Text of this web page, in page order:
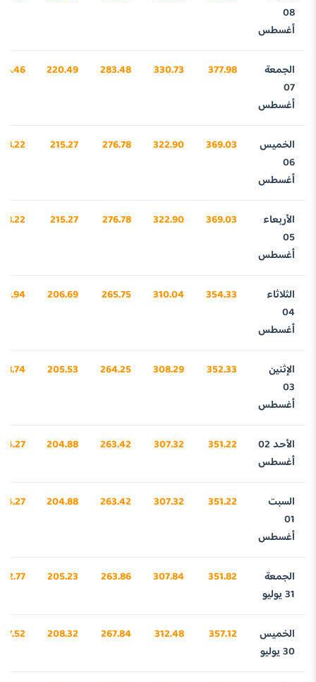
08
أغسطس
الجمعة
07
أغسطس
377.98
330.73
283.48
220.49
الخميس
06
أغسطس
369.03
322.90
276.78
215.27
الأربعاء
05
أغسطس
369.03
322.90
276.78
215.27
الثلاثاء
04
أغسطس
354.33
310.04
265.75
206.69
الإثنين
03
أغسطس
352.33
308.29
264.25
205.53
الأحد 02
أغسطس
351.22
307.32
263.42
204.88
السبت
01
أغسطس
351.22
307.32
263.42
204.88
الجمعة
31 يوليو
351.82
307.84
263.86
205.23
الخميس
30 يوليو
357.12
312.48
267.84
208.32